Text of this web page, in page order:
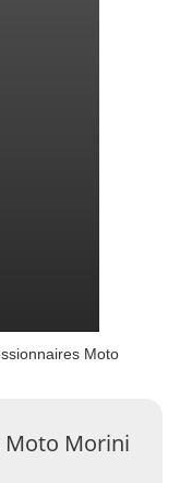
Moto
Moto Morini